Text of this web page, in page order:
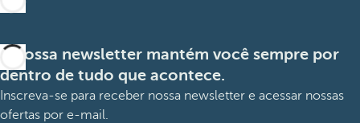
A nossa newsletter mantém você sempre por
dentro de tudo que acontece.
Inscreva-se para receber nossa newsletter e acessar nossas
ofertas por e-mail.